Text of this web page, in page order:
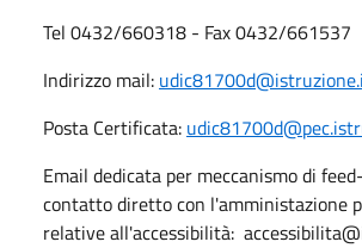
Tel 0432/660318 - Fax 0432/661537
Indirizzo mail:
Posta Certificata:
Email dedicata per meccanismo di
contatto diretto con l'amministazione
relative all'accessibilità: accessibilita